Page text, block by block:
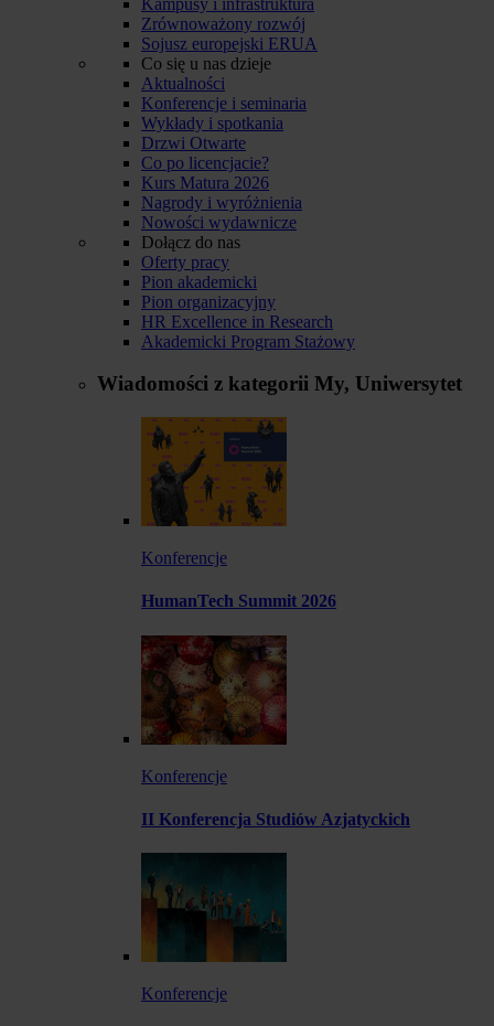
Zrównoważony rozwój
Sojusz europejski ERUA
Co się u nas dzieje
Aktualności
Konferencje i seminaria
Wykłady i spotkania
Drzwi Otwarte
Co po licencjacie?
Kurs Matura 2026
Nagrody i wyróżnienia
Nowości wydawnicze
Dołącz do nas
Oferty pracy
Pion akademicki
Pion organizacyjny
HR Excellence in Research
Akademicki Program Stażowy
Wiadomości z kategorii My, Uniwersytet
Konferencje
HumanTech Summit 2026
Konferencje
II Konferencja Studiów Azjatyckich
Konferencje